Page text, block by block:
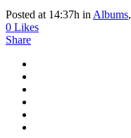
Posted at 14:37h in Albums,
0 Likes
Share